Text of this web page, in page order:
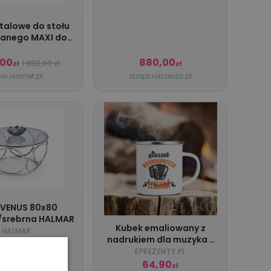
do stołu
MAXI do
- Biały mat,
Termin
- 25-35 dni
zł 1 950,00 zł 880,00zł
stolpluskrzesla.pl
80x80
HALMAR
HALMAR
Kubek emaliowany z
nadrukiem dla muzyka -
Akordeonista
EPREZENTY.PL
64,90zł